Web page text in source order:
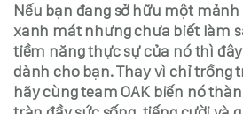
Nếu bạn đang sở hữu một
xanh mát nhưng chưa biết làm
tiềm năng thực sự của nó thì
dành cho bạn. Thay vì chỉ trồng
hãy cùng team OAK biến nó